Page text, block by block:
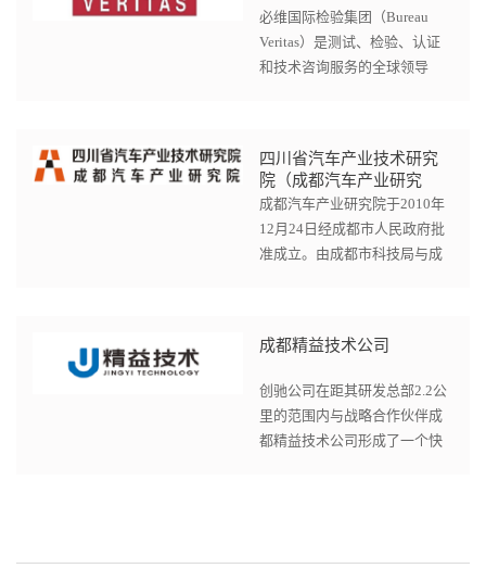
必维国际检验集团（Bureau
Veritas）是测试、检验、认证
和技术咨询服务的全球领导
四川省汽车产业技术研究
院（成都汽车产业研究
院）
成都汽车产业研究院于2010年
12月24日经成都市人民政府批
准成立。由成都市科技局与成
成都精益技术公司
创驰公司在距其研发总部2.2公
里的范围内与战略合作伙伴成
都精益技术公司形成了一个快